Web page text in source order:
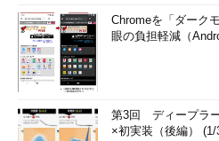
Chromeを「ダーク
眼の負担軽減（
第3回 ディープラ
×初実装（後編） (1/